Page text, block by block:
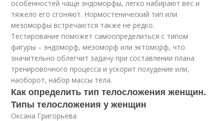
особенностей чаще эндоморфы, легко набирают вес и
тяжело его сгоняют. Нормостенический тип или
мезоморфы встречаются также не редко.
Тестирование поможет самоопределиться с типом
фигуры – эндоморф, мезоморф или эктоморф, что
значительно облегчит задачу при составлении плана
тренировочного процесса и ускорит похудение или,
наоборот, набор массы тела.
Как определить тип телосложения женщин.
Типы телосложения у женщин
Оксана Григорьева